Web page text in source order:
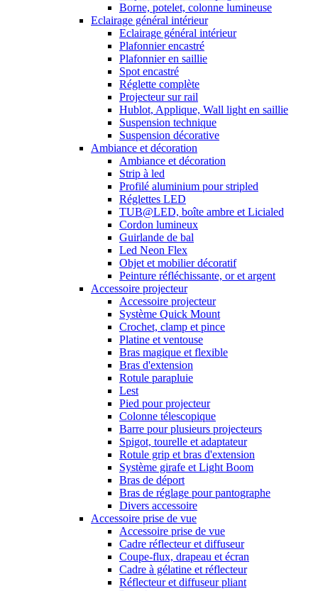
Borne, potelet, colonne lumineuse
Eclairage général intérieur
Eclairage général intérieur
Plafonnier encastré
Plafonnier en saillie
Spot encastré
Réglette complète
Projecteur sur rail
Hublot, Applique, Wall light en saillie
Suspension technique
Suspension décorative
Ambiance et décoration
Ambiance et décoration
Strip à led
Profilé aluminium pour stripled
Réglettes LED
TUB@LED, boîte ambre et Licialed
Cordon lumineux
Guirlande de bal
Led Neon Flex
Objet et mobilier décoratif
Peinture réfléchissante, or et argent
Accessoire projecteur
Accessoire projecteur
Système Quick Mount
Crochet, clamp et pince
Platine et ventouse
Bras magique et flexible
Bras d'extension
Rotule parapluie
Lest
Pied pour projecteur
Colonne télescopique
Barre pour plusieurs projecteurs
Spigot, tourelle et adaptateur
Rotule grip et bras d'extension
Système girafe et Light Boom
Bras de déport
Bras de réglage pour pantographe
Divers accessoire
Accessoire prise de vue
Accessoire prise de vue
Cadre réflecteur et diffuseur
Coupe-flux, drapeau et écran
Cadre à gélatine et réflecteur
Réflecteur et diffuseur pliant